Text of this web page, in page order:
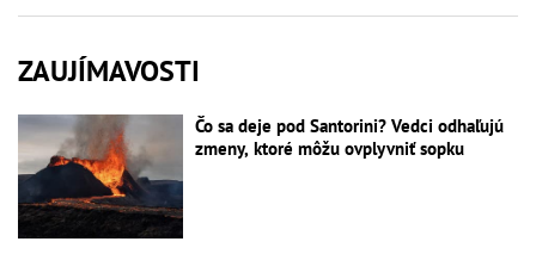
ZAUJÍMAVOSTI
Čo sa deje pod Santorini? Vedci odhaľujú
zmeny, ktoré môžu ovplyvniť sopku